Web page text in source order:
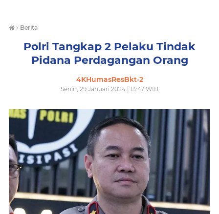
› Berita
Polri Tangkap 2 Pelaku Tindak
Pidana Perdagangan Orang
4KHumasResBkt-2
Senin, 29 Januari 2024 | 13:47 WIB